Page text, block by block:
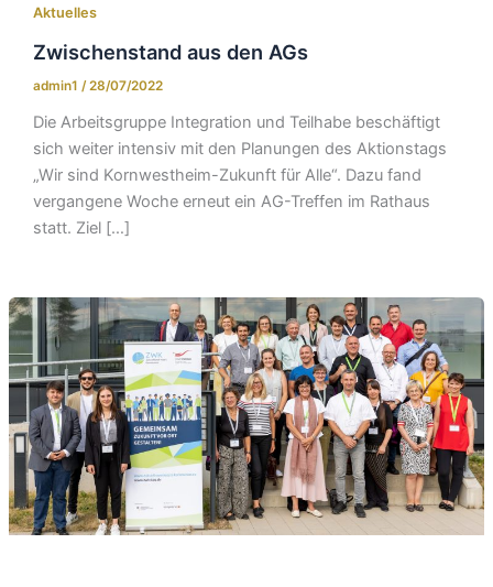
Aktuelles
Zwischenstand aus den AGs
admin1 /28/07/2022
Die Arbeitsgruppe Integration und Teilhabe beschäftigt
sich weiter intensiv mit den Planungen des Aktionstags
„Wir sind Kornwestheim-Zukunft für Alle“. Dazu fand
vergangene Woche erneut ein AG-Treffen im Rathaus
statt. Ziel […]